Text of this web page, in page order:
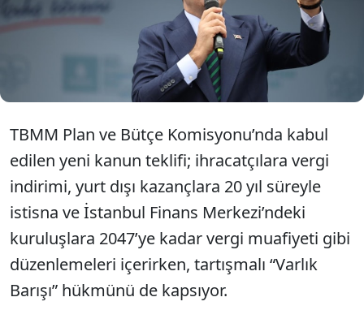
“Fonun kaynağı sorgulanmayacak ve vergi
alınmayacak diye güvence veriliyor ancak bu
teklif aslında bir tuzaktır” ifadelerini kullandı.
TBMM Plan ve Bütçe Komisyonu’nda kabul
edilen yeni kanun teklifi; ihracatçılara vergi
indirimi, yurt dışı kazançlara 20 yıl süreyle
istisna ve İstanbul Finans Merkezi’ndeki
kuruluşlara 2047’ye kadar vergi muafiyeti gibi
düzenlemeleri içerirken, tartışmalı “Varlık
Barışı” hükmünü de kapsıyor.